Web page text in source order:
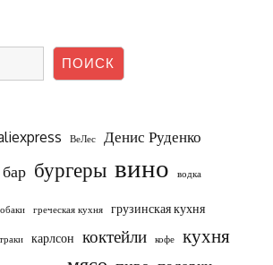
ПОИСК
ВеЛес Денис Руденко
бар бургеры вино водка
греческая кухня грузинская кухня
карлсон коктейли кофе кухня